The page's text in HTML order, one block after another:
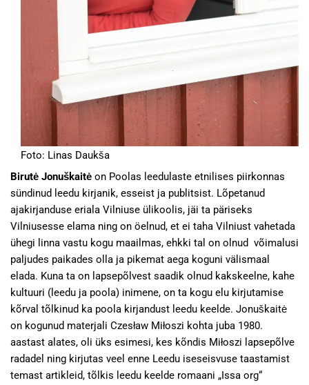
Foto: Linas Daukša
Birutė Jonuškaitė on Poolas leedulaste etnilises piirkonnas
sündinud leedu kirjanik, esseist ja publitsist. Lõpetanud
ajakirjanduse eriala Vilniuse ülikoolis, jäi ta päriseks
Vilniusesse elama ning on öelnud, et ei taha Vilniust vahetada
ühegi linna vastu kogu maailmas, ehkki tal on olnud võimalusi
paljudes paikades olla ja pikemat aega koguni välismaal
elada. Kuna ta on lapsepõlvest saadik olnud kakskeelne, kahe
kultuuri (leedu ja poola) inimene, on ta kogu elu kirjutamise
kõrval tõlkinud ka poola kirjandust leedu keelde. Jonuškaitė
on kogunud materjali Czesław Miłoszi kohta juba 1980.
aastast alates, oli üks esimesi, kes kõndis Miłoszi lapsepõlve
radadel ning kirjutas veel enne Leedu iseseisvuse taastamist
temast artikleid, tõlkis leedu keelde romaani „Issa org“